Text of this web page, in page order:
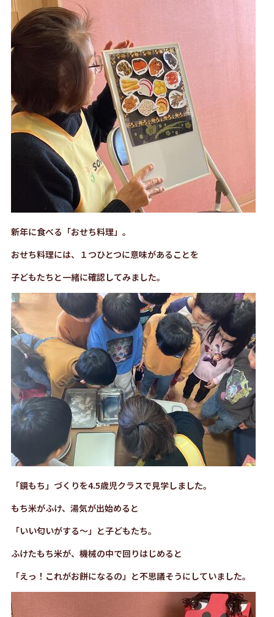
新年に食べる「おせち料理」。
おせち料理には、１つひとつに意味があることを
子どもたちと一緒に確認してみました。
「鏡もち」づくりを4.5歳児クラスで見学しました。
もち米がふけ、湯気が出始めると
「いい匂いがする～」と子どもたち。
ふけたもち米が、機械の中で回りはじめると
「えっ！これがお餅になるの」と不思議そうにしていました。